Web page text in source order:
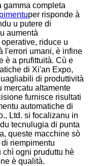
gamma completa
per risponde à
u putere di
aumentà
riduce u
l'errori umani, è infine
è a prufittuità. Cù e
di Xi'an Expo,
di produttività
mercatu altamente
furnisce risultati
automatiche di
Ltd. si focalizanu in
tecnulugia di punta
queste macchine sò
riempimentu
ogni pruduttu hè
è qualità.